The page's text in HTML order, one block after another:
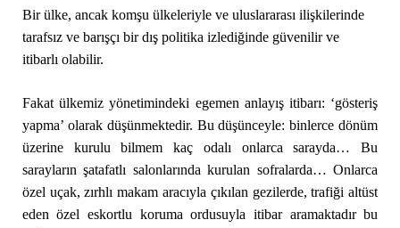
Bir ülke, ancak komşu ülkeleriyle ve uluslararası ilişkilerinde
tarafsız ve barışçı bir dış politika izlediğinde güvenilir ve
itibarlı olabilir.
Fakat ülkemiz yönetimindeki egemen anlayış itibarı: ‘gösteriş
yapma’ olarak düşünmektedir. Bu düşünceyle: binlerce dönüm
üzerine kurulu bilmem kaç odalı onlarca sarayda… Bu
sarayların şatafatlı salonlarında kurulan sofralarda… Onlarca
özel uçak, zırhlı makam aracıyla çıkılan gezilerde, trafiği altüst
eden özel eskortlu koruma ordusuyla itibar aramaktadır bu